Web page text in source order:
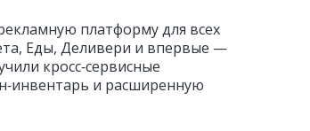
платформу для всех
Еды, Деливери и впервые —
кросс‑сервисные
и расширенную